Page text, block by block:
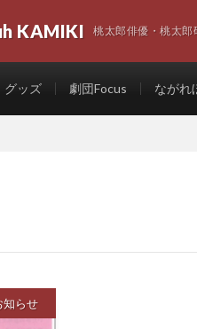
KAMIKI 桃太郎俳優・桃太
グッズ 劇団Focus ながれ
知らせ